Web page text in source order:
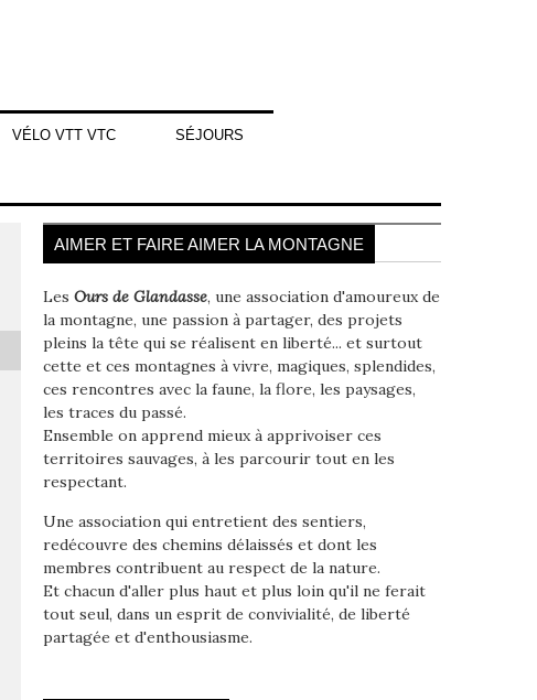
VÉLO VTT VTC SÉJOURS
AIMER ET FAIRE AIMER LA MONTAGNE
LesOurs de Glandasse, une association d'amoureux de
la montagne, une passion à partager, des projets
pleins la tête qui se réalisent en liberté... et surtout
cette et ces montagnes à vivre, magiques, splendides,
ces rencontres avec la faune, la flore, les paysages,
les traces du passé.
Ensemble on apprend mieux à apprivoiser ces
territoires sauvages, à les parcourir tout en les
respectant.
Une association qui entretient des sentiers,
redécouvre des chemins délaissés et dont les
membres contribuent au respect de la nature.
Et chacun d'aller plus haut et plus loin qu'il ne ferait
tout seul, dans un esprit de convivialité, de liberté
partagée et d'enthousiasme.